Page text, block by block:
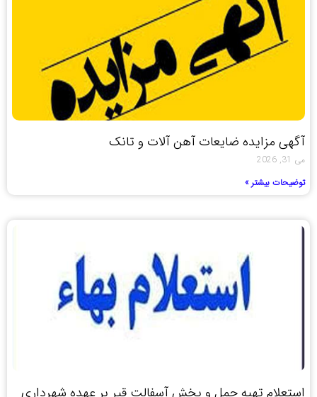
آگهی مزایده ضایعات آهن آلات و تانک
می 31, 2026
توضیحات بیشتر »
استعلام تهیه حمل و پخش آسفالت قیر بر عهده شهرداری